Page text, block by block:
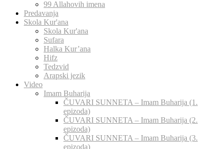
99 Allahovih imena
Predavanja
Skola Kur'ana
Skola Kur'ana
Sufara
Halka Kur’ana
Hifz
Tedzvid
Arapski jezik
Video
Imam Buharija
ČUVARI SUNNETA – Imam Buharija (1.
epizoda)
ČUVARI SUNNETA – Imam Buharija (2.
epizoda)
ČUVARI SUNNETA – Imam Buharija (3.
epizoda)